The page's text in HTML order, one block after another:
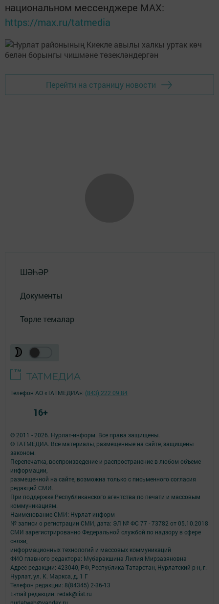
национальном мессенджере MАХ:
https://max.ru/tatmedia
Перейти на страницу новости
ШӘҺӘР
Документы
Төрле темалар
© 2011 - 2026. Нурлат-⁠информ. Все права защищены.
© ТАТМЕДИА. Все материалы, размещенные на сайте, защищены
законом.
Перепечатка, воспроизведение и распространение в любом объеме
информации,
размещенной на сайте, возможна только с письменного согласия
редакций СМИ.
При поддержке Республиканского агентства по печати и массовым
коммуникациям.
Наименование СМИ: Нурлат-⁠информ
№ записи о регистрации СМИ, дата: ЭЛ № ФС 77 -⁠ 73782 от 05.10.2018
СМИ зарегистрированно Федеральной службой по надзору в сфере
связи,
информационных технологий и массовых коммуникаций
ФИО главного редактора: Мубаракшина Лилия Мирзазяновна
Адрес редакции: 423040, РФ, Республика Татарстан, Нурлатский р-н, г.
Нурлат, ул. К. Маркса, д. 1 Г
Телефон редакции: 8(84345) 2-36-13
E-mail редакции: redak@list.ru
Телефон АО «ТАТМЕДИА»: (843) 222 09 84
16+